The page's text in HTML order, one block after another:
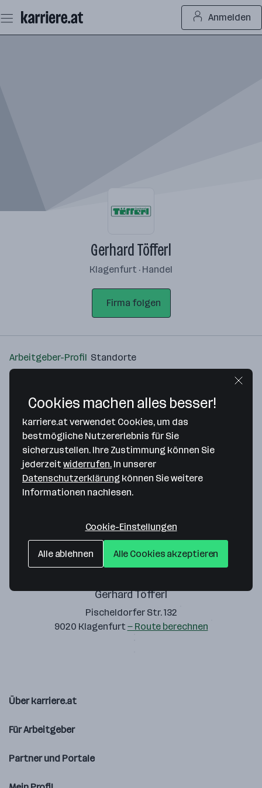
Seiteninhalt
springen
Anmelden
Gerhard Töfferl
Klagenfurt · Handel
Firma folgen
Arbeitgeber-Profil Standorte
Bitte stimme unseren Cookie-
Richtlinien zu, um diese Karte
anzuzeigen.
Gerhard Töfferl
Pischeldorfer Str. 132
9020 Klagenfurt— Route berechnen
Über karriere.at
Für Arbeitgeber
Partner und Portale
Cookies machen alles besser!
karriere.at verwendet Cookies, um das
bestmögliche Nutzererlebnis für Sie
sicherzustellen. Ihre Zustimmung können Sie
jederzeitwiderrufen. In unserer
Datenschutzerklärung können Sie weitere
Informationen nachlesen.
Cookie-Einstellungen
Alle ablehnen Alle Cookies akzeptieren